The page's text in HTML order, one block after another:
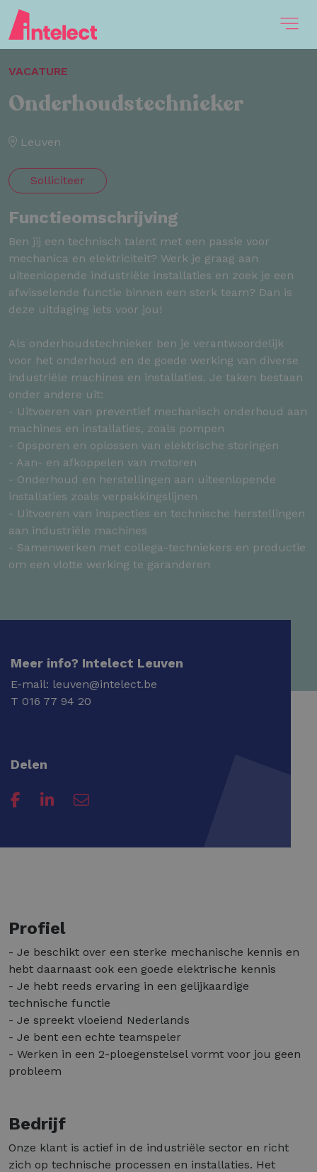
VACATURE
Onderhoudstechnieker
Leuven
Solliciteer
Functieomschrijving
Ben jij een technisch talent met een passie voor
mechanica en elektriciteit? Werk je graag aan
uiteenlopende industriële installaties en zoek je een
afwisselende functie binnen een sterk team? Dan is
deze uitdaging iets voor jou!
Als onderhoudstechnieker ben je verantwoordelijk
voor het onderhoud en de goede werking van diverse
industriële machines en installaties. Je taken bestaan
onder andere uit:
- Uitvoeren van preventief mechanisch onderhoud aan
machines en installaties, zoals pompen
- Opsporen en oplossen van elektrische storingen
- Aan- en afkoppelen van motoren
- Onderhoud en herstellingen aan uiteenlopende
installaties zoals verpakkingslijnen
- Uitvoeren van inspecties en technische herstellingen
aan industriële machines
- Samenwerken met collega-techniekers en productie
om een vlotte werking te garanderen
Meer info? Intelect Leuven
E-mail: leuven@intelect.be
T 016 77 94 20
Delen
Profiel
- Je beschikt over een sterke mechanische kennis en
hebt daarnaast ook een goede elektrische kennis
- Je hebt reeds ervaring in een gelijkaardige
technische functie
- Je spreekt vloeiend Nederlands
- Je bent een echte teamspeler
- Werken in een 2-ploegenstelsel vormt voor jou geen
probleem
Bedrijf
Onze klant is actief in de industriële sector en richt
zich op technische processen en installaties. Het